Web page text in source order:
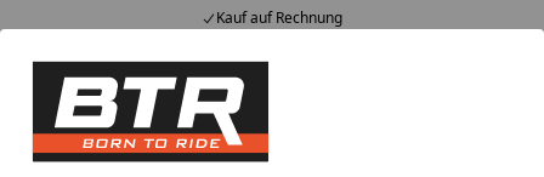
Kauf auf Rechnung
Alle Produkte
Mein Konto
Suchen